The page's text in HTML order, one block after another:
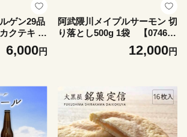
ゲン29品
クテキ 2
】
6,000円
阿武隈川メイプルサーモン 切
り落とし500g 1袋 【07461-
12,000円